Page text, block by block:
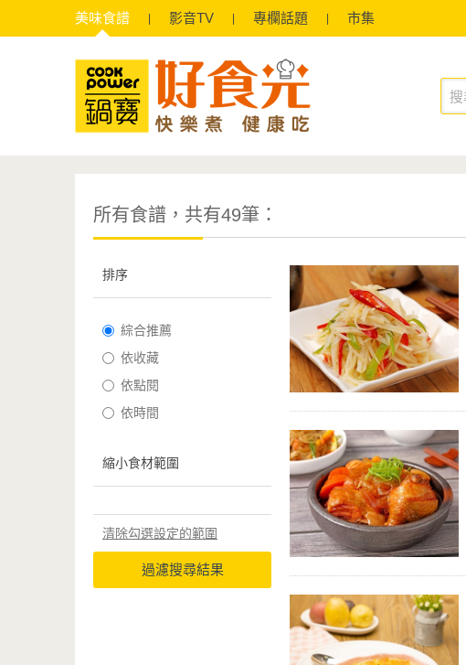
美味食譜 影音TV 專欄話題 市集
所有食譜，共有49筆：
排序
綜合推薦
依收藏
依點閱
依時間
縮小食材範圍
清除勾選設定的範圍
過濾搜尋結果